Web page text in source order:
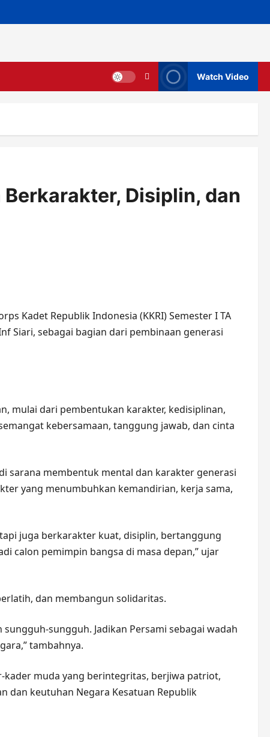
Watch Video
Disiplin, dan
Kadet Republik Indonesia (KKRI) Semester I TA
Siari, sebagai bagian dari pembinaan generasi
mulai dari pembentukan karakter, kedisiplinan,
kebersamaan, tanggung jawab, dan cinta
sarana membentuk mental dan karakter generasi
yang menumbuhkan kemandirian, kerja sama,
juga berkarakter kuat, disiplin, bertanggung
calon pemimpin bangsa di masa depan,” ujar
dan membangun solidaritas.
sungguh. Jadikan Persami sebagai wadah
tambahnya.
kader muda yang berintegritas, berjiwa patriot,
dan keutuhan Negara Kesatuan Republik